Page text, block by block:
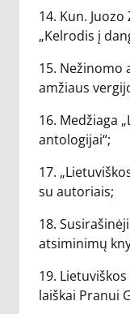
14. Kun.
„Kelrodis į
15. Nežinomo
amžiaus
16. Medžiaga
antologijai“;
17.
su autoriais;
18.
atsiminimų
19.
laiškai Pranui